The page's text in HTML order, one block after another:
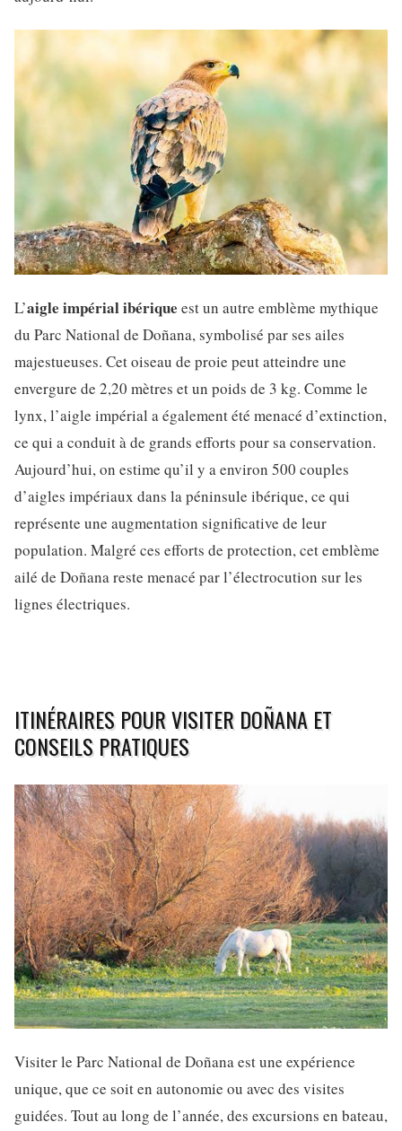
L’aigle impérial ibérique est un autre emblème mythique
du Parc National de Doñana, symbolisé par ses ailes
majestueuses. Cet oiseau de proie peut atteindre une
envergure de 2,20 mètres et un poids de 3 kg. Comme le
lynx, l’aigle impérial a également été menacé d’extinction,
ce qui a conduit à de grands efforts pour sa conservation.
Aujourd’hui, on estime qu’il y a environ 500 couples
d’aigles impériaux dans la péninsule ibérique, ce qui
représente une augmentation significative de leur
population. Malgré ces efforts de protection, cet emblème
ailé de Doñana reste menacé par l’électrocution sur les
lignes électriques.
ITINÉRAIRES POUR VISITER DOÑANA ET
CONSEILS PRATIQUES
Visiter le Parc National de Doñana est une expérience
unique, que ce soit en autonomie ou avec des visites
guidées. Tout au long de l’année, des excursions en bateau,